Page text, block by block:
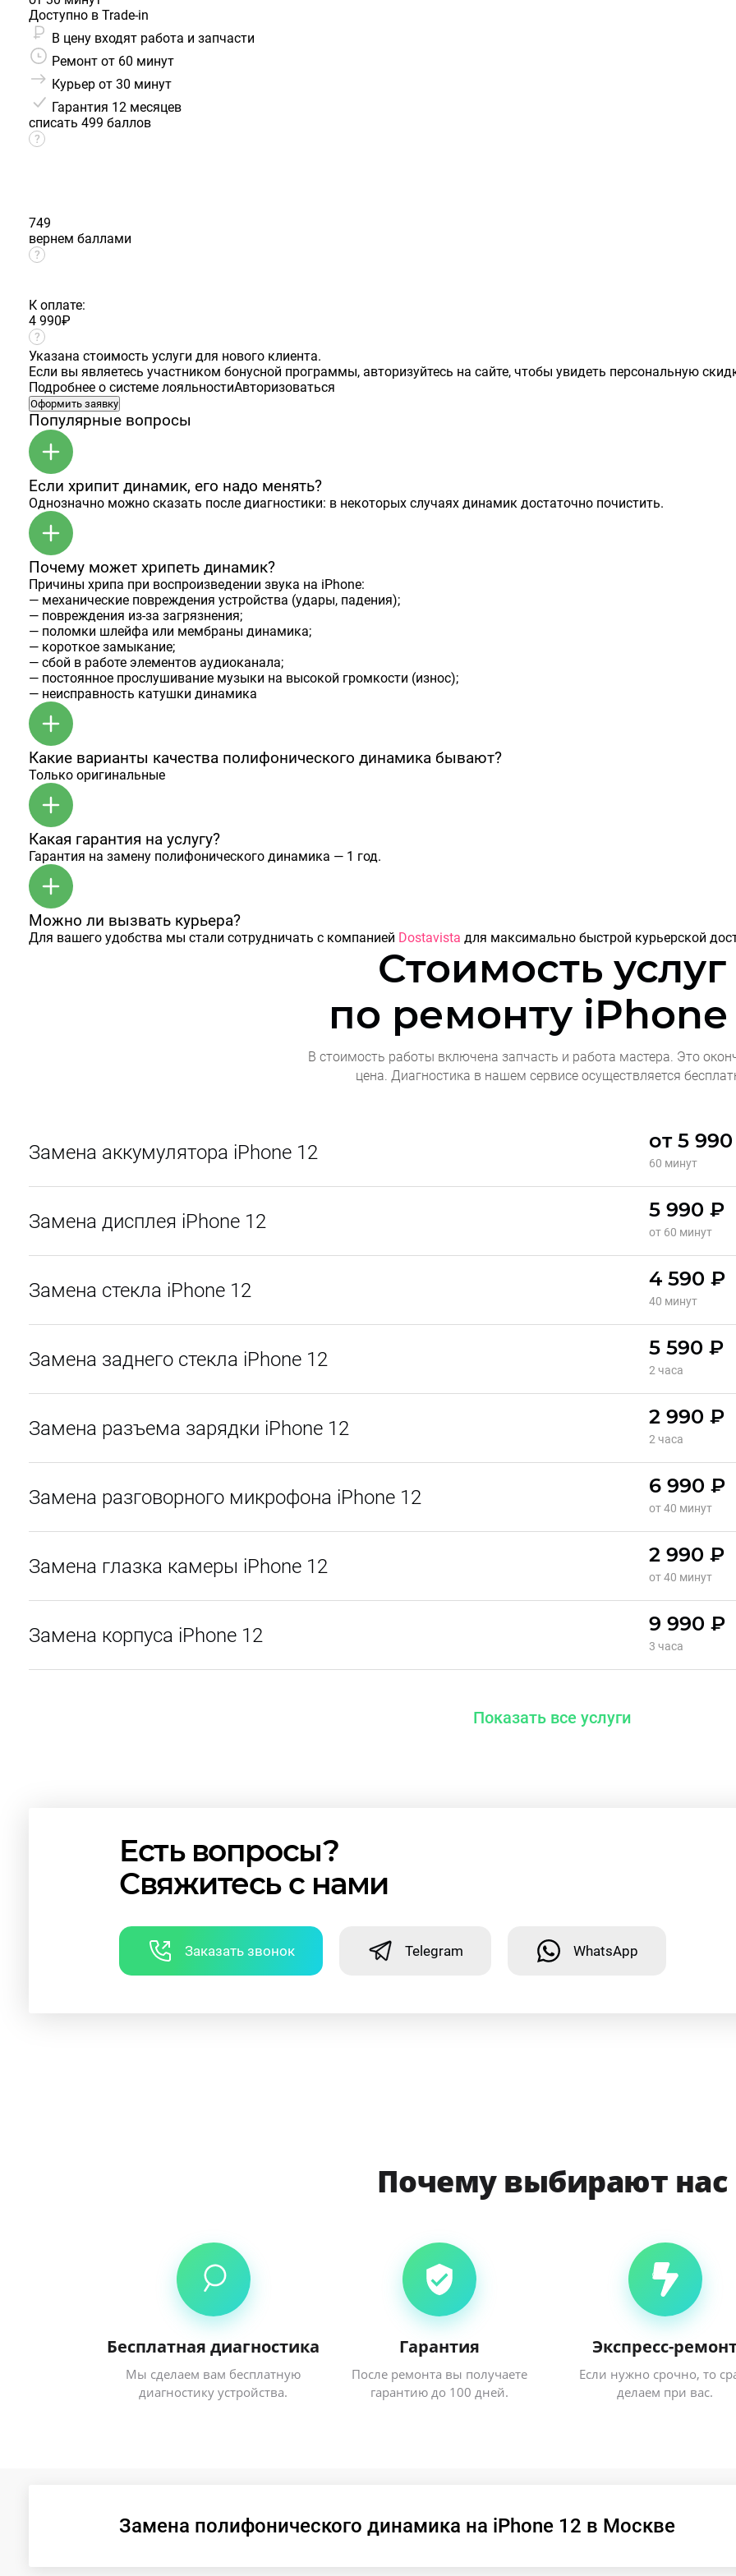
Доступно в Trade-in
В цену входят работа и запчасти
Ремонт от 60 минут
Курьер от 30 минут
Гарантия 12 месяцев
списать 499 баллов
749
вернем баллами
К оплате:
4 990₽
Указана стоимость услуги для нового клиента.
Если вы являетесь участником бонусной программы, авторизуйтесь на сайте, чтобы увидеть персональную
Подробнее о системе лояльностиАвторизоваться
Оформить заявку
Популярные вопросы
Если хрипит динамик, его надо менять?
Однозначно можно сказать после диагностики: в некоторых случаях динамик достаточно почистить.
Почему может хрипеть динамик?
Причины хрипа при воспроизведении звука на iPhone:
— механические повреждения устройства (удары, падения);
— повреждения из-за загрязнения;
— поломки шлейфа или мембраны динамика;
— короткое замыкание;
— сбой в работе элементов аудиоканала;
— постоянное прослушивание музыки на высокой громкости (износ);
— неисправность катушки динамика
Какие варианты качества полифонического динамика бывают?
Только оригинальные
Какая гарантия на услугу?
Гарантия на замену полифонического динамика — 1 год.
Можно ли вызвать курьера?
Для вашего удобства мы стали сотрудничать с компанией Dostavista для максимально быстрой курьерской
Стоимость услуг
по ремонту iPhone
В стоимость работы включена запчасть и работа мастера. Это
цена. Диагностика в нашем сервисе осуществляется
Замена аккумулятора iPhone 12 от 5
60 минут
Замена дисплея iPhone 12 5 990 ₽
от 60 минут
Замена стекла iPhone 12 4 590 ₽
40 минут
Замена заднего стекла iPhone 12 5 590 ₽
2 часа
Замена разъема зарядки iPhone 12 2 990 ₽
2 часа
Замена разговорного микрофона iPhone 12 6 990 ₽
от 40 минут
Замена глазка камеры iPhone 12 2 990 ₽
от 40 минут
Замена корпуса iPhone 12 9 990 ₽
3 часа
Показать все услуги
Есть вопросы?
Свяжитесь с нами
Заказать звонок Telegram WhatsApp
Почему выбирают нас
Бесплатная диагностика
Мы сделаем вам бесплатную
диагностику устройства.
Гарантия
После ремонта вы получаете
гарантию до 100 дней.
Экспресс-
Если нужно срочно, то
делаем при вас.
Замена полифонического динамика на iPhone 12 в Москве